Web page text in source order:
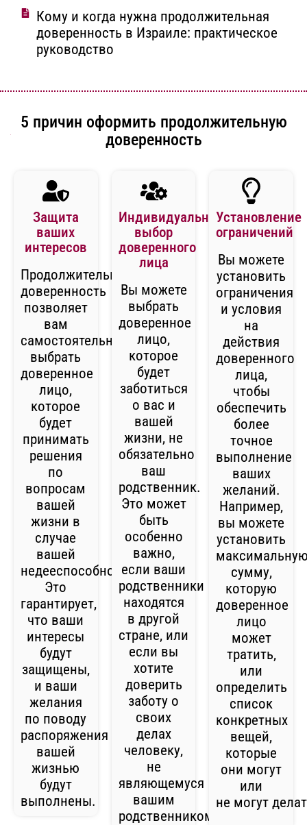
Кому и когда нужна продолжительная
доверенность в Израиле: практическое
руководство
5 причин оформить продолжительную
доверенность
Защита
ваших
интересов
Продолжительная
доверенность
позволяет
вам
самостоятельно
выбрать
доверенное
лицо,
которое
будет
принимать
решения
по
вопросам
вашей
жизни в
случае
вашей
недееспособности.
Это
гарантирует,
что ваши
интересы
будут
защищены,
и ваши
желания
по поводу
распоряжения
вашей
жизнью
будут
выполнены.
Индивидуальный
выбор
доверенного
лица
Вы можете
выбрать
доверенное
лицо,
которое
будет
заботиться
о вас и
вашей
жизни, не
обязательно
ваш
родственник.
Это может
быть
особенно
важно,
если ваши
родственники
находятся
в другой
стране, или
если вы
хотите
доверить
заботу о
своих
делах
человеку,
не
являющемуся
вашим
родственником.
Установление
ограничений
Вы можете
установить
ограничения
и условия
на
действия
доверенного
лица,
чтобы
обеспечить
более
точное
выполнение
ваших
желаний.
Например,
вы можете
установить
сумму,
которую
доверенное
лицо
может
тратить,
или
определить
список
конкретных
вещей,
которые
они могут
или
не могут